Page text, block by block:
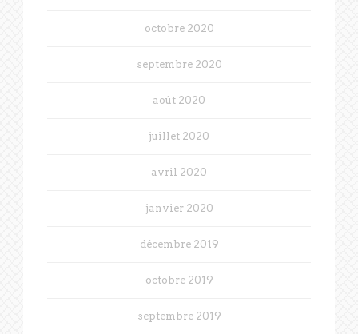
octobre 2020
septembre 2020
août 2020
juillet 2020
avril 2020
janvier 2020
décembre 2019
octobre 2019
septembre 2019